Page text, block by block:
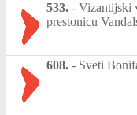
533. - Vizantijski
prestonicu
608. - Sveti